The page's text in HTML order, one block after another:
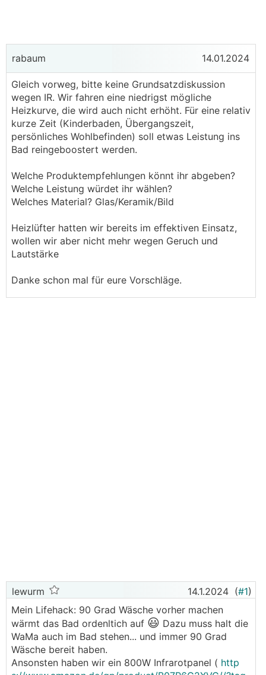
rabaum 14.01.2024
Gleich vorweg, bitte keine Grundsatzdiskussion
wegen IR. Wir fahren eine niedrigst mögliche
Heizkurve, die wird auch nicht erhöht. Für eine relativ
kurze Zeit (Kinderbaden, Übergangszeit,
persönliches Wohlbefinden) soll etwas Leistung ins
Bad reingeboostert werden.
Welche Produktempfehlungen könnt ihr abgeben?
Welche Leistung würdet ihr wählen?
Welches Material? Glas/Keramik/Bild
Heizlüfter hatten wir bereits im effektiven Einsatz,
wollen wir aber nicht mehr wegen Geruch und
Lautstärke
Danke schon mal für eure Vorschläge.
lewurm 14.1.2024 (#1)
Mein Lifehack: 90 Grad Wäsche vorher machen
wärmt das Bad ordenltich auf 😃 Dazu muss halt die
WaMa auch im Bad stehen... und immer 90 Grad
Wäsche bereit haben.
Ansonsten haben wir ein 800W Infrarotpanel ( http